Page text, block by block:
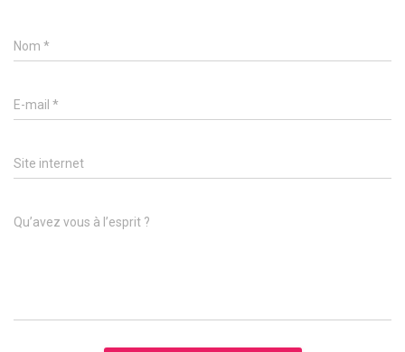
Nom *
E-mail *
Site internet
Qu’avez vous à l’esprit ?